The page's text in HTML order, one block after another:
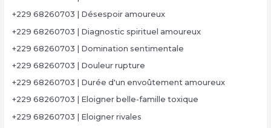
+229 68260703 | Désespoir amoureux
+229 68260703 | Diagnostic spirituel amoureux
+229 68260703 | Domination sentimentale
+229 68260703 | Douleur rupture
+229 68260703 | Durée d'un envoûtement amoureux
+229 68260703 | Eloigner belle-famille toxique
+229 68260703 | Eloigner rivales